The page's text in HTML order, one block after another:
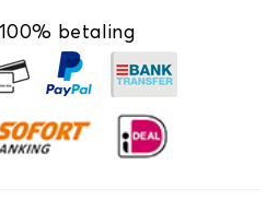
betaling